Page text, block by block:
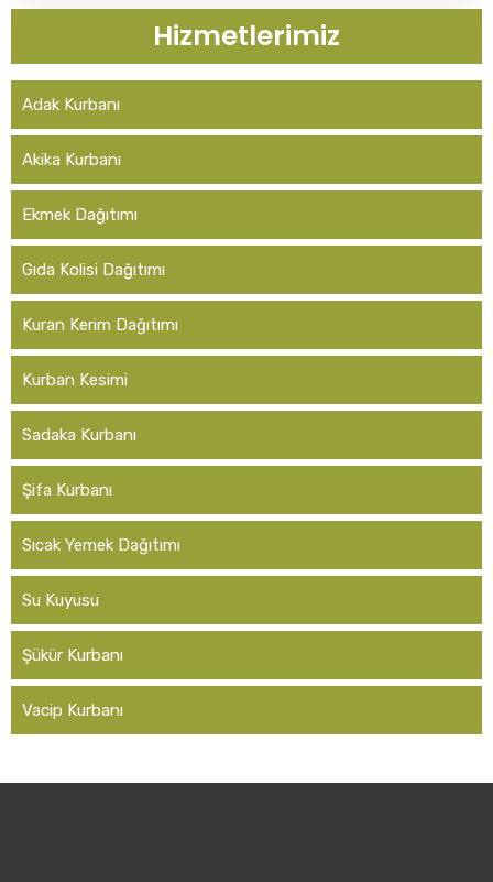
Hizmetlerimiz
Adak Kurbanı
Akika Kurbanı
Ekmek Dağıtımı
Gıda Kolisi Dağıtımı
Kuran Kerim Dağıtımı
Kurban Kesimi
Sadaka Kurbanı
Şifa Kurbanı
Sıcak Yemek Dağıtımı
Su Kuyusu
Şükür Kurbanı
Vacip Kurbanı